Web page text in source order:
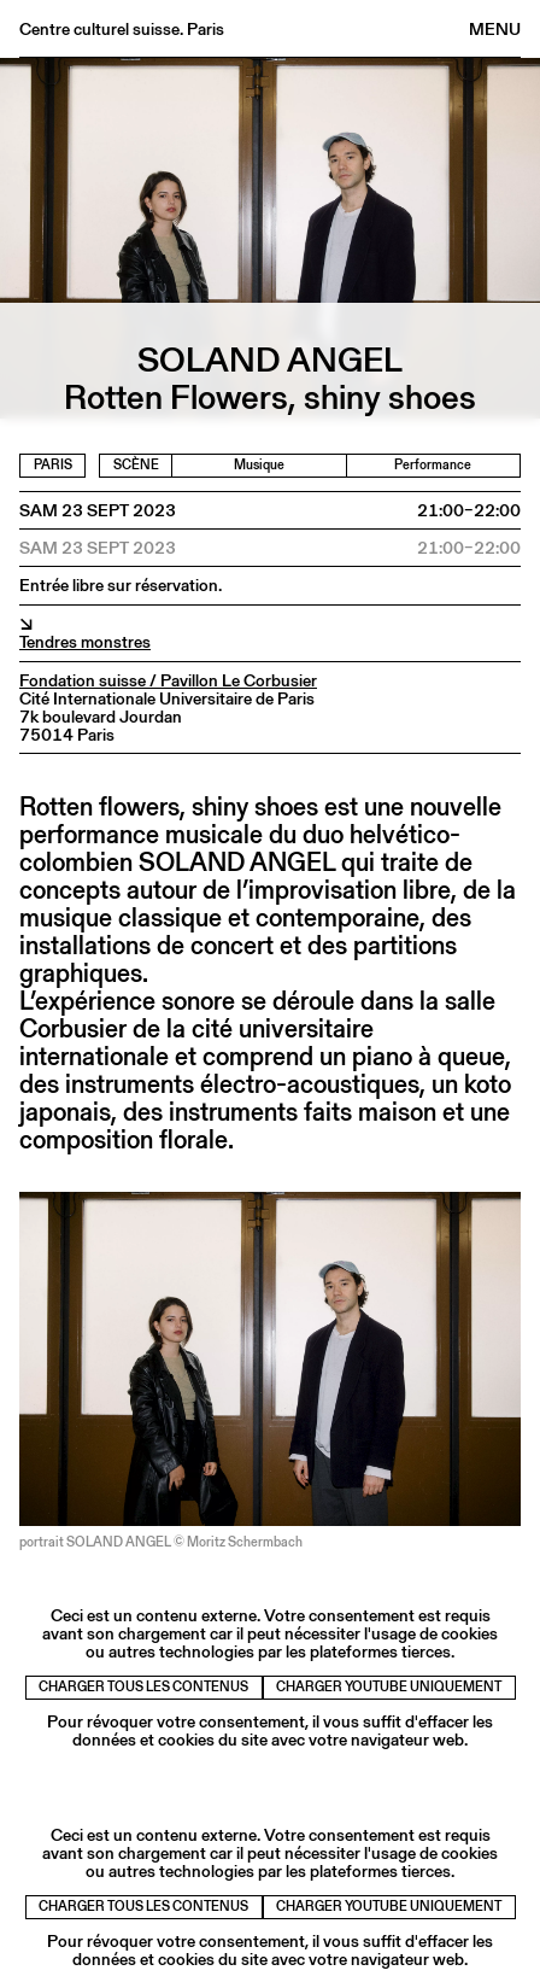
MENU
Centre culturel suisse. Paris
Agenda
Buvette
Médiathèque
Éditions
Informations
SOLAND ANGEL
Rotten Flowers, shiny shoes
PARIS SCÈNE Musique Performance
SAM 23 SEPT 2023
21:00–22:00
SAM 23 SEPT 2023
21:00–22:00
Entrée libre sur réservation.
↘
Tendres monstres
Fondation suisse / Pavillon Le Corbusier
Cité Internationale Universitaire de Paris
7k boulevard Jourdan
75014 Paris
Rotten flowers, shiny shoes est une nouvelle
performance musicale du duo helvético-
colombien SOLAND ANGEL qui traite de
concepts autour de l’improvisation libre, de la
musique classique et contemporaine, des
installations de concert et des partitions
graphiques.
L’expérience sonore se déroule dans la salle
Corbusier de la cité universitaire
internationale et comprend un piano à queue,
des instruments électro-acoustiques, un koto
japonais, des instruments faits maison et une
composition florale.
portrait SOLAND ANGEL © Moritz Schermbach
Ceci est un contenu externe. Votre consentement est requis
avant son chargement car il peut nécessiter l'usage de cookies
ou autres technologies par les plateformes tierces.
CHARGER TOUS LES CONTENUS CHARGER YOUTUBE UNIQUEMENT
Pour révoquer votre consentement, il vous suffit d'effacer les
données et cookies du site avec votre navigateur web.
Ceci est un contenu externe. Votre consentement est requis
avant son chargement car il peut nécessiter l'usage de cookies
ou autres technologies par les plateformes tierces.
CHARGER TOUS LES CONTENUS CHARGER YOUTUBE UNIQUEMENT
Pour révoquer votre consentement, il vous suffit d'effacer les
données et cookies du site avec votre navigateur web.